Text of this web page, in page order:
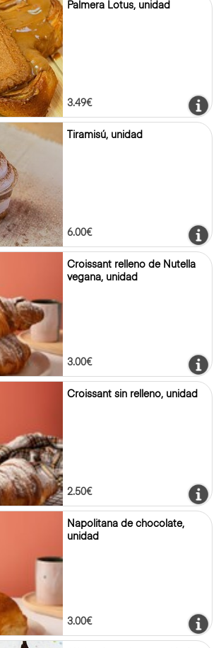
Palmera Lotus, unidad
3.49€
Tiramisú, unidad
6.00€
Croissant relleno de Nutella
vegana, unidad
3.00€
Croissant sin relleno, unidad
2.50€
Napolitana de chocolate,
unidad
3.00€